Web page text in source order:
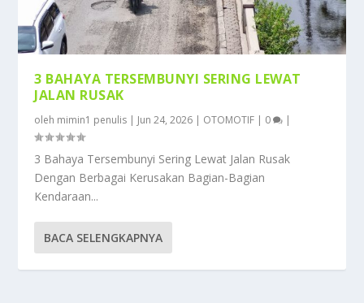
3 BAHAYA TERSEMBUNYI SERING LEWAT
JALAN RUSAK
oleh mimin1 penulis | Jun 24, 2026 | OTOMOTIF | 0 |
3 Bahaya Tersembunyi Sering Lewat Jalan Rusak
Dengan Berbagai Kerusakan Bagian-Bagian
Kendaraan...
BACA SELENGKAPNYA